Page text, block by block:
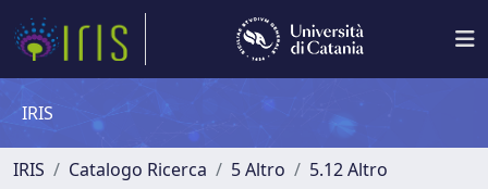
IRIS
IRIS Catalogo Ricerca 5 Altro 5.12 Altro